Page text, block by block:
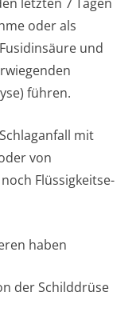
oder als
und
führen.
mit
von
Flüssigkeitse­
haben
der Schilddrüse